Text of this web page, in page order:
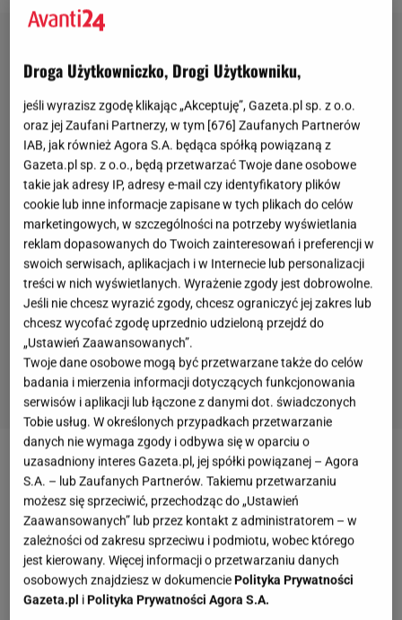
Niektóre trendy przychodzą i odchodzą, ale tego lata
jedno jest pewne — różowesneakersyGazelle od
marki Adidas zajmują wysoką pozycję na listach
najbardziej pożądanych butów. Dzięki designowi w
stylu retro, kultowym trzem paskom i
obowiązkowemu w tym sezonie pastelowemu
Droga Użytkowniczko, Drogi Użytkowniku,
jeśli wyrazisz zgodę klikając „Akceptuję”, Gazeta.pl sp. z o.o.
oraz jej Zaufani Partnerzy, w tym [676] Zaufanych Partnerów
IAB, jak również Agora S.A. będąca spółką powiązaną z
Gazeta.pl sp. z o.o., będą przetwarzać Twoje dane osobowe
takie jak adresy IP, adresy e-mail czy identyfikatory plików
cookie lub inne informacje zapisane w tych plikach do celów
marketingowych, w szczególności na potrzeby wyświetlania
reklam dopasowanych do Twoich zainteresowań i preferencji w
swoich serwisach, aplikacjach i w Internecie lub personalizacji
treści w nich wyświetlanych. Wyrażenie zgody jest dobrowolne.
Jeśli nie chcesz wyrazić zgody, chcesz ograniczyć jej zakres lub
chcesz wycofać zgodę uprzednio udzieloną przejdź do
„Ustawień Zaawansowanych”.
Twoje dane osobowe mogą być przetwarzane także do celów
badania i mierzenia informacji dotyczących funkcjonowania
serwisów i aplikacji lub łączone z danymi dot. świadczonych
Tobie usług. W określonych przypadkach przetwarzanie
danych nie wymaga zgody i odbywa się w oparciu o
uzasadniony interes Gazeta.pl, jej spółki powiązanej – Agora
S.A. – lub Zaufanych Partnerów. Takiemu przetwarzaniu
możesz się sprzeciwić, przechodząc do „Ustawień
Zaawansowanych” lub przez kontakt z administratorem – w
zależności od zakresu sprzeciwu i podmiotu, wobec którego
jest kierowany. Więcej informacji o przetwarzaniu danych
osobowych znajdziesz w dokumencie Polityka Prywatności
Gazeta.pl i Polityka Prywatności Agora S.A.